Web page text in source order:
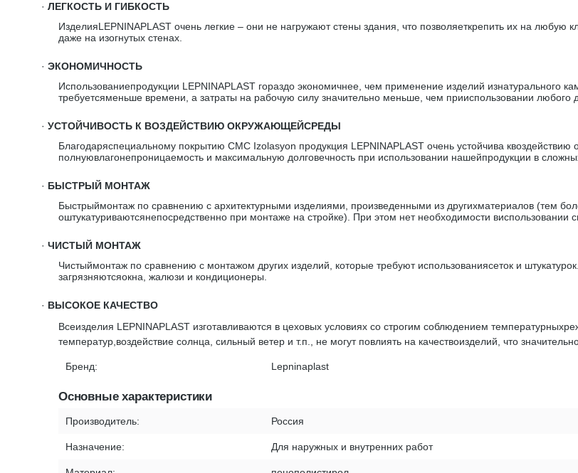
· ЛЕГКОСТЬ И ГИБКОСТЬ
ИзделияLEPNINAPLAST очень легкие – они не нагружают стены здания, что позволяеткрепить их на любую
даже на изогнутых стенах.
· ЭКОНОМИЧНОСТЬ
Использованиепродукции LEPNINAPLAST гораздо экономичнее, чем применение изделий изнатурального
требуетсяменьше времени, а затраты на рабочую силу значительно меньше, чем прииспользовании любого
· УСТОЙЧИВОСТЬ К ВОЗДЕЙСТВИЮ ОКРУЖАЮЩЕЙСРЕДЫ
Благодаряспециальному покрытию CMC Izolasyon продукция LEPNINAPLAST очень устойчива
полнуювлагонепроницаемость и максимальную долговечность при использовании нашейпродукции в
· БЫСТРЫЙ МОНТАЖ
Быстрыймонтаж по сравнению с архитектурными изделиями, произведенными из другихматериалов (тем
оштукатуриваютсянепосредственно при монтаже на стройке). При этом нет необходимости виспользовании
· ЧИСТЫЙ МОНТАЖ
Чистыймонтаж по сравнению с монтажом других изделий, которые требуют использованиясеток и
загрязняютсяокна, жалюзи и кондиционеры.
· ВЫСОКОЕ КАЧЕСТВО
Всеизделия LEPNINAPLAST изготавливаются в цеховых условиях со строгим соблюдением
температур,воздействие солнца, сильный ветер и т.п., не могут повлиять на качествоизделий, что
Бренд: Lepninaplast
Основные характеристики
Производитель: Россия
Назначение: Для наружных и внутренних работ